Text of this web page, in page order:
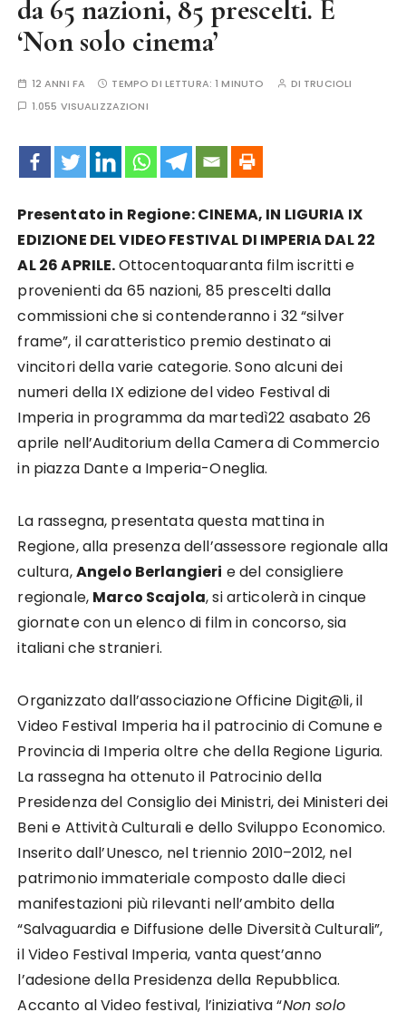
da 65 nazioni, 85 prescelti. E
‘Non solo cinema’
12 ANNI FA TEMPO DI LETTURA:1 MINUTO DI TRUCIOLI
1.055 VISUALIZZAZIONI
Presentato in Regione:CINEMA, IN LIGURIA IX
EDIZIONE DEL VIDEO FESTIVAL DI IMPERIA DAL 22
AL 26 APRILE.Ottocentoquaranta film iscritti e
provenienti da 65 nazioni, 85 prescelti dalla
commissioni che si contenderanno i 32 “silver
frame”, il caratteristico premio destinato ai
vincitori della varie categorie. Sono alcuni dei
numeri della IX edizione del video Festival di
Imperia in programma da martedì22 asabato 26
aprile nell’Auditorium della Camera di Commercio
in piazza Dante a Imperia-Oneglia.
La rassegna, presentata questa mattina in
Regione, alla presenza dell’assessore regionale alla
cultura,Angelo Berlangieri e del consigliere
regionale, Marco Scajola, si articolerà in cinque
giornate con un elenco di film in concorso, sia
italiani che stranieri.
Organizzato dall’associazione Officine Digit@li, il
Video Festival Imperia ha il patrocinio di Comune e
Provincia di Imperia oltre che della Regione Liguria.
La rassegna ha ottenuto il Patrocinio della
Presidenza del Consiglio dei Ministri, dei Ministeri dei
Beni e Attività Culturali e dello Sviluppo Economico.
Inserito dall’Unesco, nel triennio 2010–2012, nel
patrimonio immateriale composto dalle dieci
manifestazioni più rilevanti nell’ambito della
“Salvaguardia e Diffusione delle Diversità Culturali”,
il Video Festival Imperia, vanta quest’anno
l’adesione della Presidenza della Repubblica.
Accanto al Video festival, l’iniziativa “Non solo